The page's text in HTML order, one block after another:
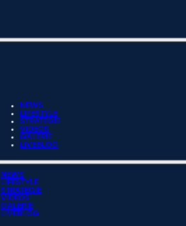
NEWS
LIFESTYLE
STRATEGIE
VIDEOS
GALERIE
LIVEBLOG
NEWS
LIFESTYLE
STRATEGIE
VIDEOS
GALERIE
LIVEBLOG